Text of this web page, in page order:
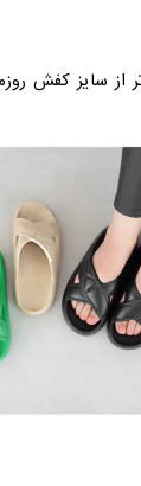
از سایز کفش